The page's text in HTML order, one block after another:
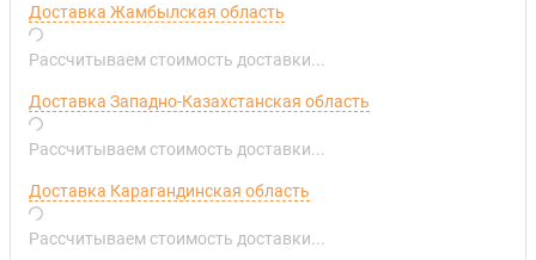
Доставка Жамбылская область
Рассчитываем стоимость доставки...
Доставка Западно-Казахстанская область
Рассчитываем стоимость доставки...
Доставка Карагандинская область
Рассчитываем стоимость доставки...